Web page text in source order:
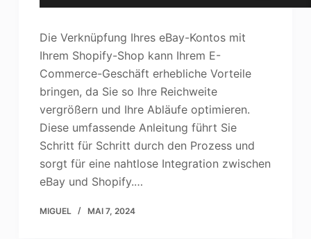
Die Verknüpfung Ihres eBay-Kontos mit
Ihrem Shopify-Shop kann Ihrem E-
Commerce-Geschäft erhebliche Vorteile
bringen, da Sie so Ihre Reichweite
vergrößern und Ihre Abläufe optimieren.
Diese umfassende Anleitung führt Sie
Schritt für Schritt durch den Prozess und
sorgt für eine nahtlose Integration zwischen
eBay und Shopify.…
MIGUEL MAI 7, 2024